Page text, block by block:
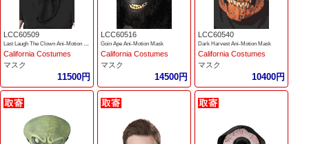
LCC60509
Last Laugh The Clown Ani-Motion Mask
California Costumes
マスク
11500円
LCC60516
Goin Ape Ani-Motion Mask
California Costumes
マスク
14500円
LCC60540
Dark Harvest Ani-Motion Mask
California Costumes
マスク
10400円